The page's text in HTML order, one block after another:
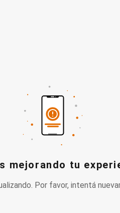
mejorando tu
Por favor, intentá